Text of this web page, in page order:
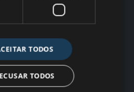
8h30-17h30 Sábados, Domingos e
TODOS
TODOS